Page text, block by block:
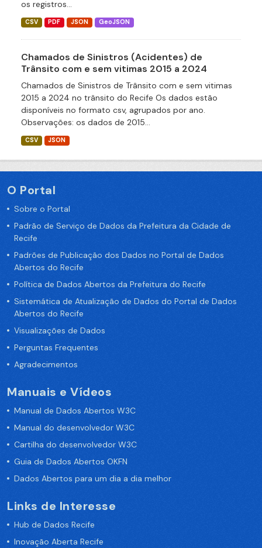
os registros...
CSV PDF JSON GeoJSON
Chamados de Sinistros (Acidentes) de
Trânsito com e sem vitimas 2015 a 2024
Chamados de Sinistros de Trânsito com e sem vitimas
2015 a 2024 no trânsito do Recife Os dados estão
disponíveis no formato csv, agrupados por ano.
Observações: os dados de 2015...
CSV JSON
O Portal
Sobre o Portal
Padrão de Serviço de Dados da Prefeitura da Cidade de
Recife
Padrões de Publicação dos Dados no Portal de Dados
Abertos do Recife
Política de Dados Abertos da Prefeitura do Recife
Sistemática de Atualização de Dados do Portal de Dados
Abertos do Recife
Visualizações de Dados
Perguntas Frequentes
Agradecimentos
Manuais e Vídeos
Manual de Dados Abertos W3C
Manual do desenvolvedor W3C
Cartilha do desenvolvedor W3C
Guia de Dados Abertos OKFN
Dados Abertos para um dia a dia melhor
Links de Interesse
Hub de Dados Recife
Inovação Aberta Recife